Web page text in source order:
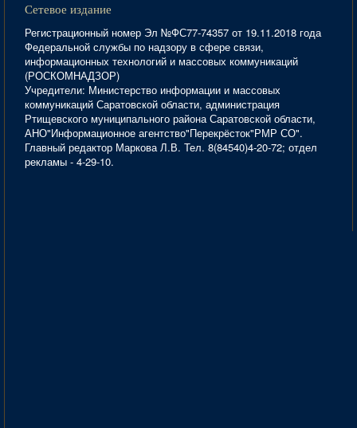
Сетевое издание
Регистрационный номер Эл №ФС77-74357 от 19.11.2018 года
Федеральной службы по надзору в сфере связи,
информационных технологий и массовых коммуникаций
(РОСКОМНАДЗОР)
Учредители: Министерство информации и массовых
коммуникаций Саратовской области, администрация
Ртищевского муниципального района Саратовской области,
АНО"Информационное агентство"Перекрёсток"РМР СО".
Главный редактор Маркова Л.В. Тел. 8(84540)4-20-72; отдел
рекламы - 4-29-10.